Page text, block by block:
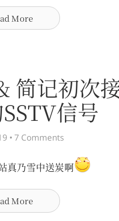
More
简记初次
信号
• 7 Comments
真乃雪中送炭啊
More